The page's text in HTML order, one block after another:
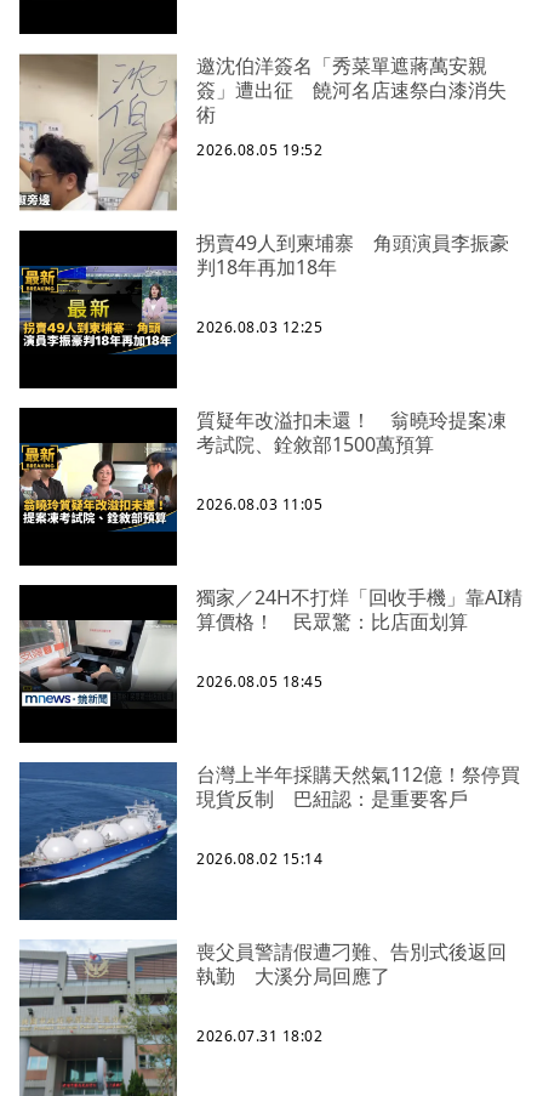
邀沈伯洋簽名「秀菜單遮蔣萬安親
簽」遭出征 饒河名店速祭白漆消失
術
2026.08.05 19:52
拐賣49人到柬埔寨 角頭演員李振豪
判18年再加18年
2026.08.03 12:25
質疑年改溢扣未還！ 翁曉玲提案凍
考試院、銓敘部1500萬預算
2026.08.03 11:05
獨家／24H不打烊「回收手機」靠AI精
算價格！ 民眾驚：比店面划算
2026.08.05 18:45
台灣上半年採購天然氣112億！祭停買
現貨反制 巴紐認：是重要客戶
2026.08.02 15:14
喪父員警請假遭刁難、告別式後返回
執勤 大溪分局回應了
2026.07.31 18:02